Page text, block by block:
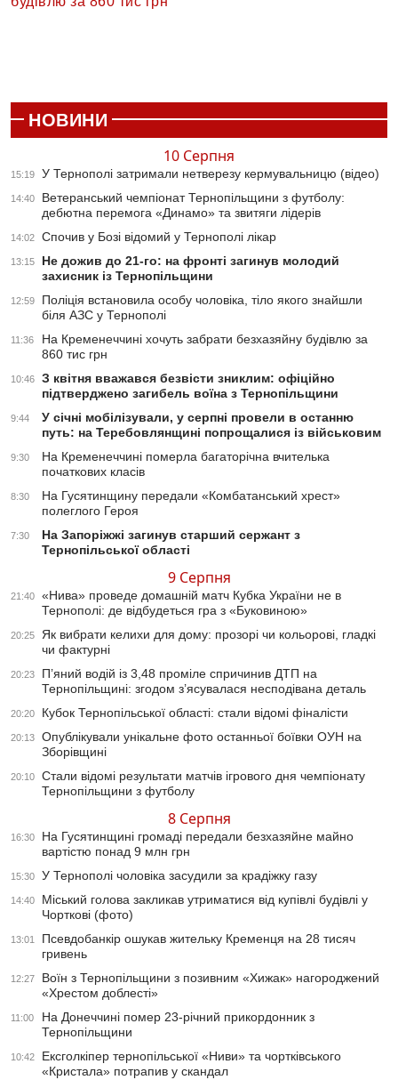
НОВИНИ
10 Серпня
15:19 У Тернополі затримали нетверезу кермувальницю (відео)
14:40
Ветеранський чемпіонат Тернопільщини з футболу:
дебютна перемога «Динамо» та звитяги лідерів
14:02 Спочив у Бозі відомий у Тернополі лікар
13:15
Не дожив до 21-го: на фронті загинув молодий
захисник із Тернопільщини
12:59
Поліція встановила особу чоловіка, тіло якого знайшли
біля АЗС у Тернополі
11:36
На Кременеччині хочуть забрати безхазяйну будівлю за
860 тис грн
10:46
З квітня вважався безвісти зниклим: офіційно
підтверджено загибель воїна з Тернопільщини
9:44
У січні мобілізували, у серпні провели в останню
путь: на Теребовлянщині попрощалися із військовим
9:30
На Кременеччині померла багаторічна вчителька
початкових класів
8:30
На Гусятинщину передали «Комбатанський хрест»
полеглого Героя
7:30
На Запоріжжі загинув старший сержант з
Тернопільської області
9 Серпня
21:40
«Нива» проведе домашній матч Кубка України не в
Тернополі: де відбудеться гра з «Буковиною»
20:25
Як вибрати келихи для дому: прозорі чи кольорові, гладкі
чи фактурні
20:23
П’яний водій із 3,48 проміле спричинив ДТП на
Тернопільщині: згодом з’ясувалася несподівана деталь
20:20 Кубок Тернопільської області: стали відомі фіналісти
20:13
Опублікували унікальне фото останньої боївки ОУН на
Зборівщині
20:10
Стали відомі результати матчів ігрового дня чемпіонату
Тернопільщини з футболу
8 Серпня
16:30
На Гусятинщині громаді передали безхазяйне майно
вартістю понад 9 млн грн
15:30 У Тернополі чоловіка засудили за крадіжку газу
14:40
Міський голова закликав утриматися від купівлі будівлі у
Чорткові (фото)
13:01
Псевдобанкір ошукав жительку Кременця на 28 тисяч
гривень
12:27
Воїн з Тернопільщини з позивним «Хижак» нагороджений
«Хрестом доблесті»
11:00
На Донеччині помер 23-річний прикордонник з
Тернопільщини
10:42
Ексголкіпер тернопільської «Ниви» та чортківського
«Кристала» потрапив у скандал